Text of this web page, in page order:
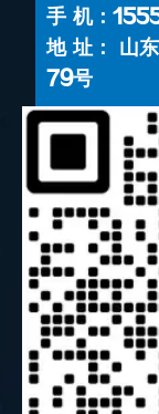
手 机：
地 址： 山
79号